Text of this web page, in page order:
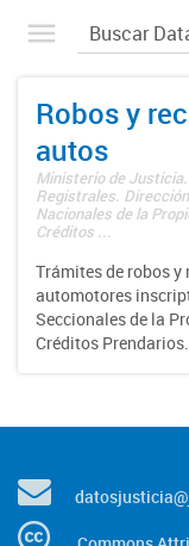
Robos y
autos
Ministerio de
Registrales.
Nacionales de la
Créditos ...
Trámites de robos y
automotores
Seccionales de la
Créditos Prendarios.